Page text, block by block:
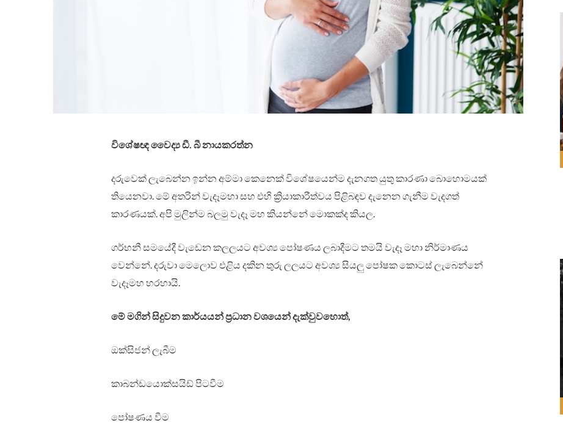
විශේෂඥ වෛද්‍ය ඩී. බී නායකරත්න
දරුවෙක් ලැබෙන්න ඉන්න අම්මා කෙනෙක් විශේෂයෙන්ම දැනගත යුතු කාරණා බොහොමයක්
තියෙනවා. මේ අතරින් වැදෑමහා සහ එහි ක්‍රියාකාරීත්වය පිළිබඳව දැනෙන ගැනීම වැදගත්
කාරණයක්. අපි මුලින්ම බලමු වැදෑ මහ කියන්නේ මොකක්ද කියල.
ගර්භනී සමයේදී වැඩෙන කලලයට අවශ්‍ය පෝෂණය ලබාදීමට තමයි වැදෑ මහා නිර්මාණය
වෙන්නේ. දරුවා මෙලොව එළිය දකින තුරු ලලයට අවශ්‍ය සියලු පෝෂක කොටස් ලැබෙන්නේ
වැදෑමහ හරහායි.
මේ මගින් සිදුවන කාර්යයන් ප්‍රධාන වශයෙන් දැක්වුවහොත්,
ඔක්සිජන් ලැබීම
කාබන්ඩයොක්සයිඩ් පිටවීම
පෝෂණය වීම